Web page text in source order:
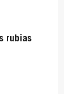
rubias